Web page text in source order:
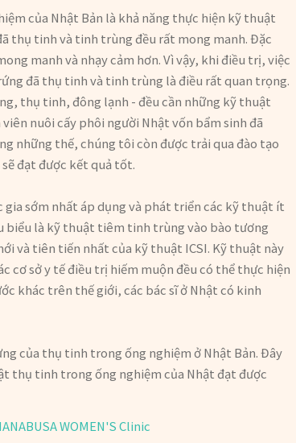
của Nhật Bản là khả năng thực hiện kỹ thuật
thụ tinh và tinh trùng đều rất mong manh. Đặc
manh và nhạy cảm hơn. Vì vậy, khi điều trị, việc
đã thụ tinh và tinh trùng là điều rất quan trọng.
thụ tinh, đông lạnh - đều cần những kỹ thuật
nuôi cấy phôi người Nhật vốn bẩm sinh đã
những thế, chúng tôi còn được trải qua đào tạo
đạt được kết quả tốt.
sớm nhất áp dụng và phát triển các kỹ thuật ít
biểu là kỹ thuật tiêm tinh trùng vào bào tương
và tiên tiến nhất của kỹ thuật ICSI. Kỹ thuật này
cơ sở y tế điều trị hiếm muộn đều có thể thực hiện
khác trên thế giới, các bác sĩ ở Nhật có kinh
của thụ tinh trong ống nghiệm ở Nhật Bản. Đây
thụ tinh trong ống nghiệm của Nhật đạt được
WOMEN'S Clinic